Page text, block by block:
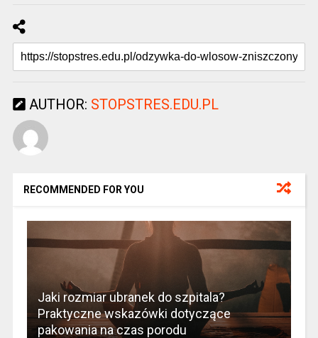
AUTHOR: STOPSTRES.EDU.PL
RECOMMENDED FOR YOU
Jaki rozmiar ubranek do szpitala?
Praktyczne wskazówki dotyczące
pakowania na czas porodu